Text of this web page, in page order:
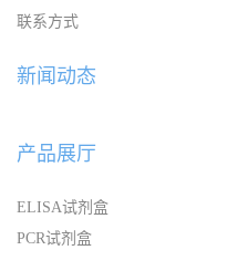
联系方式
新闻动态
产品展厅
ELISA试剂盒
PCR试剂盒